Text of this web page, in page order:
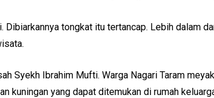
tongkat itu tertancap. Lebih dalam
Syekh Ibrahim Mufti. Warga Nagari Taram
kuningan yang dapat ditemukan di rumah